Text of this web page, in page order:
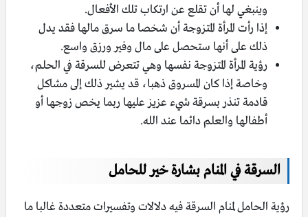
وينبغي لها أن تقلع عن ارتكاب تلك الأفعال.
إذا رأت المرأة المتزوجة أن شخصا ما سرق مالها فقد يدل
ذلك على أنها ستحصل على مال وفير ورزق واسع.
رؤية المرأة المتزوجة نفسها وهي تتعرض للسرقة في الحلم،
وخاصة إذا كان المسروق ذهبا، قد يشير ذلك إلى مشاكل
قادمة تنذر بسرقة شيء عزيز عليها ربما يخص زوجها أو
أطفالها والعلم دائما عند الله.
السرقة في المنام بشارة خير للحامل
رؤية الحامل لمنام السرقة فيه دلالات وتفسيرات متعددة غالبا ما